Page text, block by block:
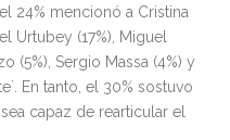
24% mencionó a Cristina
Urtubey (17%), Miguel
(5%), Sergio Massa (4%) y
En tanto, el 30% sostuvo
capaz de rearticular el